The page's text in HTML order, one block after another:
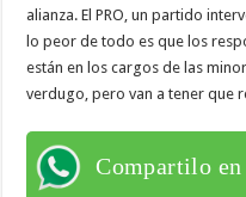
alianza. El PRO, un partido
lo peor de todo es que los
están en los cargos de las
verdugo, pero van a tener que
Compartilo